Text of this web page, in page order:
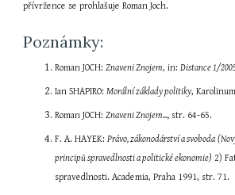
přívržence se prohlašuje Roman Joch.
Poznámky:
Roman JOCH: Znaveni Znojem, in: Distance 1/
Ian SHAPIRO: Morální základy politiky,
Roman JOCH: Znaveni Znojem..., str. 64-65.
F. A. HAYEK: Právo, zákonodárství a svoboda
principů spravedlnosti a politické ekonomie) 2)
spravedlnosti. Academia, Praha 1991, str. 71.